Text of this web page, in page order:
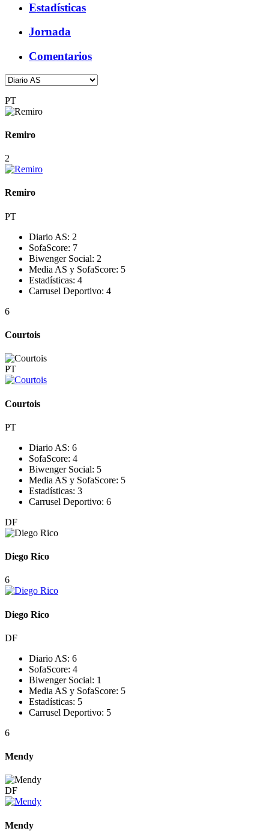
Estadísticas
Jornada
Comentarios
PT
Remiro
2
Remiro
PT
Diario AS: 2
SofaScore: 7
Biwenger Social: 2
Media AS y SofaScore: 5
Estadísticas: 4
Carrusel Deportivo: 4
6
Courtois
PT
Courtois
PT
Diario AS: 6
SofaScore: 4
Biwenger Social: 5
Media AS y SofaScore: 5
Estadísticas: 3
Carrusel Deportivo: 6
DF
Diego Rico
6
Diego Rico
DF
Diario AS: 6
SofaScore: 4
Biwenger Social: 1
Media AS y SofaScore: 5
Estadísticas: 5
Carrusel Deportivo: 5
6
Mendy
DF
Mendy